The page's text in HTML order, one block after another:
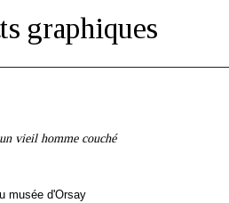
graphiques
vieil homme couché
musée d'Orsay